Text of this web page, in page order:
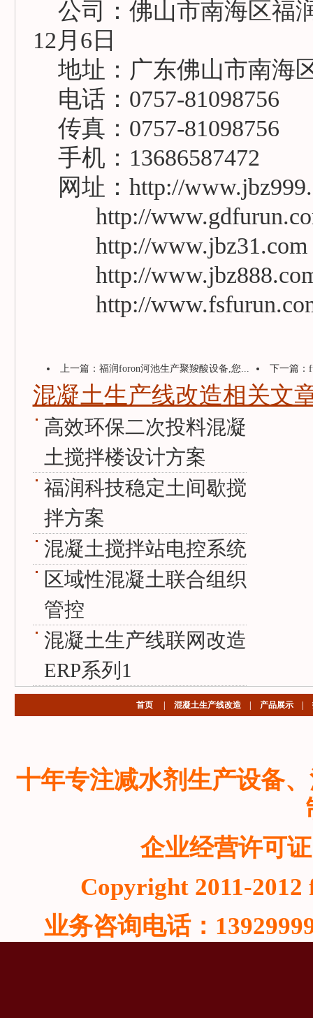
公司：佛山市南海区福
12月6日
地址：广东佛山市南海
电话：0757-81098756
传真：0757-81098756
手机：13686587472
网址：http://
http://
http://www.jbz31.com
http://
http://
上一篇： 福润foron河池生产聚羧酸设备,您... 下一篇：
混凝土生产线改造相关文
高效环保二次投料混凝
土搅拌楼设计方案
福润科技稳定土间歇搅
拌方案
混凝土搅拌站电控系统
区域性混凝土联合组织
管控
混凝土生产线联网改造
ERP系列1
首页 混凝土生产线改造 产品展示
十年专注减水剂生产设备
企业经营许可
Copyright 2011-
业务咨询电话：